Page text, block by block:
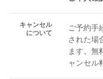
キャンセル
について
ご予約手
された場
ます。無
ャンセル